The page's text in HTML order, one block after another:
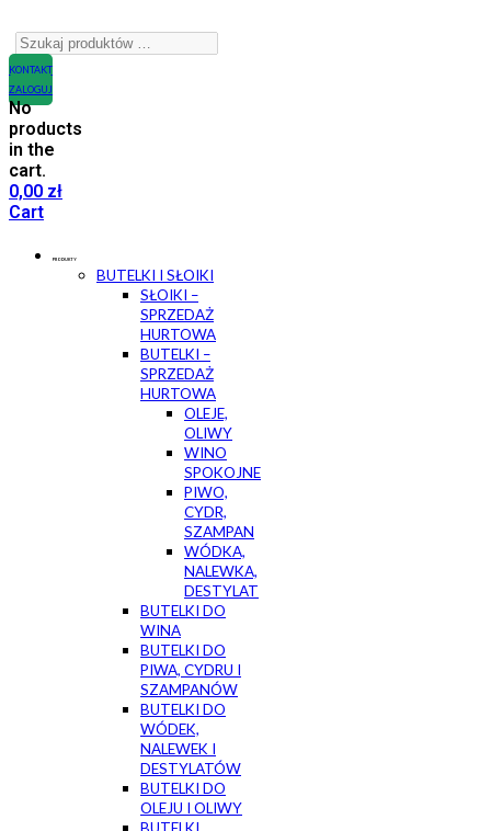
KONTAKT
ZALOGUJ
No
products
in the
cart.
0,00 zł
Cart
PRODUKTY
BUTELKI I SŁOIKI
SŁOIKI –
SPRZEDAŻ
HURTOWA
BUTELKI –
SPRZEDAŻ
HURTOWA
OLEJE,
OLIWY
WINO
SPOKOJNE
PIWO,
CYDR,
SZAMPAN
WÓDKA,
NALEWKA,
DESTYLAT
BUTELKI DO
WINA
BUTELKI DO
PIWA, CYDRU I
SZAMPANÓW
BUTELKI DO
WÓDEK,
NALEWEK I
DESTYLATÓW
BUTELKI DO
OLEJU I OLIWY